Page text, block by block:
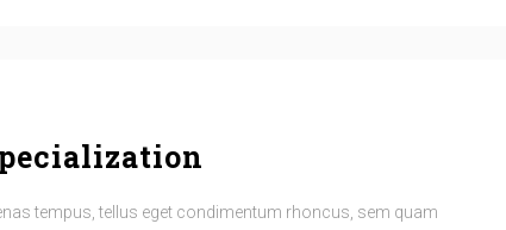
tempus, tellus eget condimentum rhoncus, sem quam